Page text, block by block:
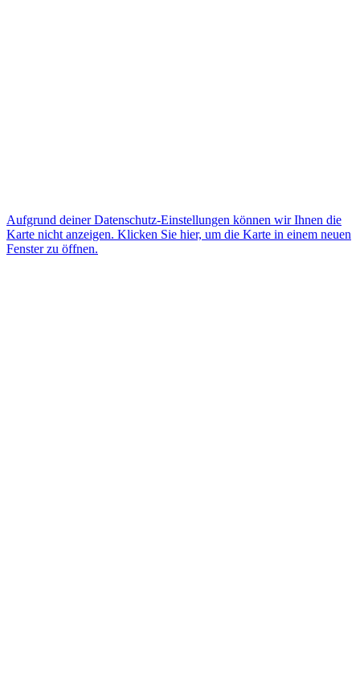
Aufgrund deiner Datenschutz-Einstellungen können wir Ihnen die
Karte nicht anzeigen. Klicken Sie hier, um die Karte in einem neuen
Fenster zu öffnen.